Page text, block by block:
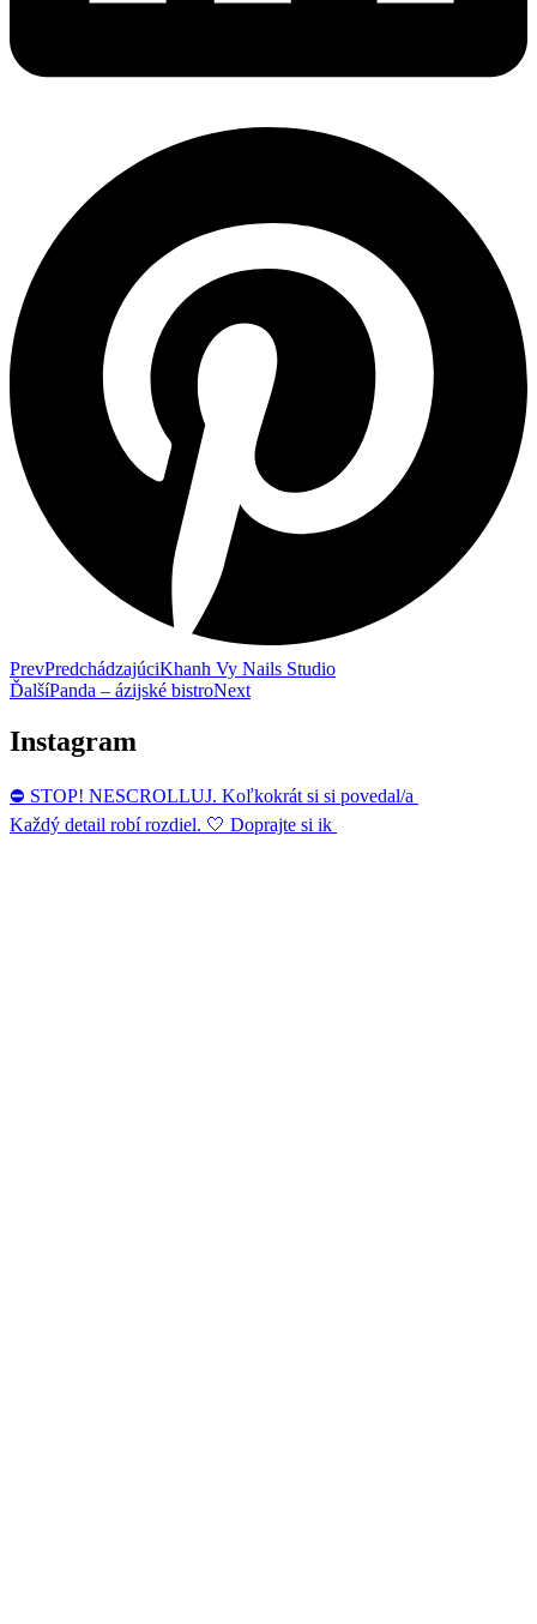
PrevPredchádzajúciKhanh Vy Nails Studio
ĎalšíPanda – ázijské bistroNext
Instagram
⛔ STOP! NESCROLLUJ. Koľkokrát si si povedal/a
Každý detail robí rozdiel. 🤍 Doprajte si ik